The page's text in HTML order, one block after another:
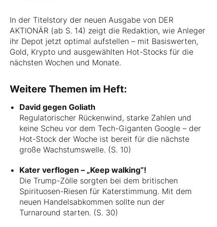
In der Titelstory der neuen Ausgabe von DER
AKTIONÄR (ab S. 14) zeigt die Redaktion, wie Anleger
ihr Depot jetzt optimal aufstellen – mit Basiswerten,
Gold, Krypto und ausgewählten Hot-Stocks für die
nächsten Wochen und Monate.
Weitere Themen im Heft:
David gegen Goliath
Regulatorischer Rückenwind, starke Zahlen und
keine Scheu vor dem Tech-Giganten Google – der
Hot-Stock der Woche ist bereit für die nächste
große Wachstumswelle. (S. 10)
Kater verflogen – „Keep walking“!
Die Trump-Zölle sorgten bei dem britischen
Spirituosen-Riesen für Katerstimmung. Mit dem
neuen Handelsabkommen sollte nun der
Turnaround starten. (S. 30)